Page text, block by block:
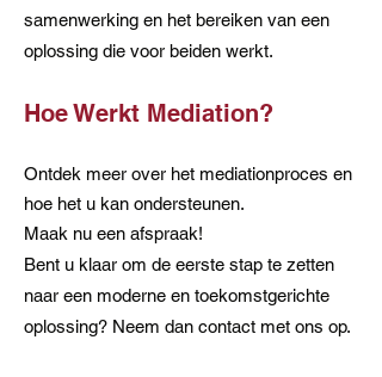
samenwerking en het bereiken van een
oplossing die voor beiden werkt.
Hoe Werkt Mediation?
Ontdek meer over het mediationproces en
hoe het u kan ondersteunen.
Maak nu een afspraak!
Bent u klaar om de eerste stap te zetten
naar een moderne en toekomstgerichte
oplossing? Neem dan contact met ons op.